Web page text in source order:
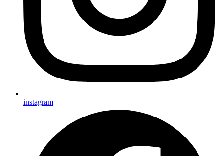
instagram